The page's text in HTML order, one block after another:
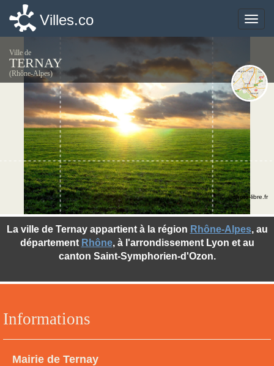
Toggle
Villes.co
Ville de
TERNAY
(Rhône-Alpes)
Informations
Mairie de Ternay
La ville de Ternay appartient à la région Rhône-Alpes, au
département Rhône, à l'arrondissement Lyon et au
canton Saint-Symphorien-d'Ozon.
©photo-libre.fr
Toggle
Villes.co